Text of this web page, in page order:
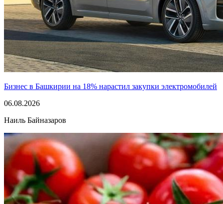
Бизнес в Башкирии на 18% нарастил закупки электромобилей
06.08.2026
Наиль Байназаров